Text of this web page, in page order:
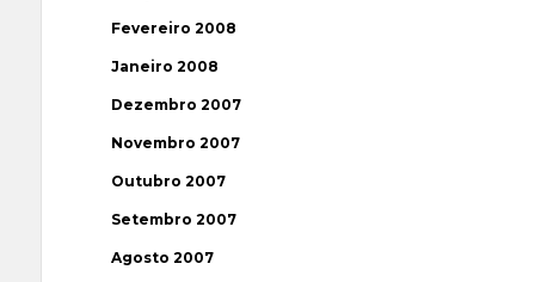
Fevereiro 2008
Janeiro 2008
Dezembro 2007
Novembro 2007
Outubro 2007
Setembro 2007
Agosto 2007